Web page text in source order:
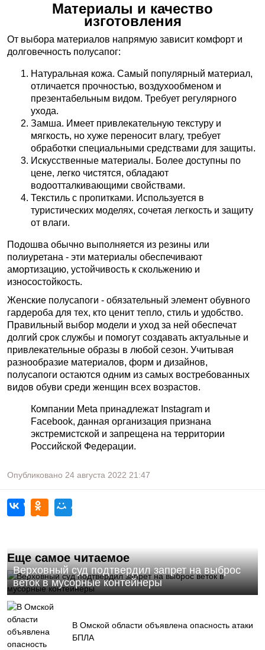
Материалы и качество
изготовления
От выбора материалов напрямую зависит комфорт и
долговечность полусапог:
Натуральная кожа. Самый популярный материал,
отличается прочностью, воздухообменом и
презентабельным видом. Требует регулярного
ухода.
Замша. Имеет привлекательную текстуру и
мягкость, но хуже переносит влагу, требует
обработки специальными средствами для защиты.
Искусственные материалы. Более доступны по
цене, легко чистятся, обладают
водоотталкивающими свойствами.
Текстиль с пропитками. Используется в
туристических моделях, сочетая легкость и защиту
от влаги.
Подошва обычно выполняется из резины или
полиуретана - эти материалы обеспечивают
амортизацию, устойчивость к скольжению и
износостойкость.
Женские полусапоги - обязательный элемент обувного
гардероба для тех, кто ценит тепло, стиль и удобство.
Правильный выбор модели и уход за ней обеспечат
долгий срок службы и помогут создавать актуальные и
привлекательные образы в любой сезон. Учитывая
разнообразие материалов, форм и дизайнов,
полусапоги остаются одним из самых востребованных
видов обуви среди женщин всех возрастов.
Компании Meta принадлежат Instagram и
Facebook, данная организация признана
экстремистской и запрещена на территории
Российской Федерации.
Опубликовано 24 августа 2022 21:47
Еще самое читаемое
Верховный суд подтвердил запрет на выброс
веток в мусорные контейнеры
В Омской области объявлена опасность атаки
БПЛА